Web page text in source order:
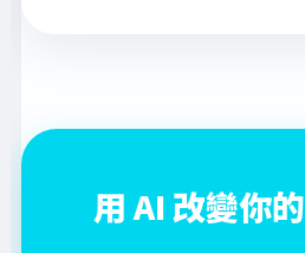
用 AI 改變你